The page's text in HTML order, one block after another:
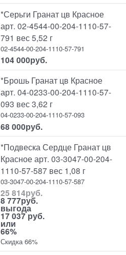
*Серьги Гранат цв Красное
арт. 02-4544-00-204-1110-57-
791 вес 5,52 г
02-4544-00-204-1110-57-791
104 000руб.
*Брошь Гранат цв Красное
арт. 04-0233-00-204-1110-57-
093 вес 3,62 г
04-0233-00-204-1110-57-093
68 000руб.
*Подвеска Сердце Гранат цв
Красное арт. 03-3047-00-204-
1110-57-587 вес 1,08 г
03-3047-00-204-1110-57-587
25 814руб.
8 777руб.
выгода
17 037 руб.
или
66%
Скидка 66%